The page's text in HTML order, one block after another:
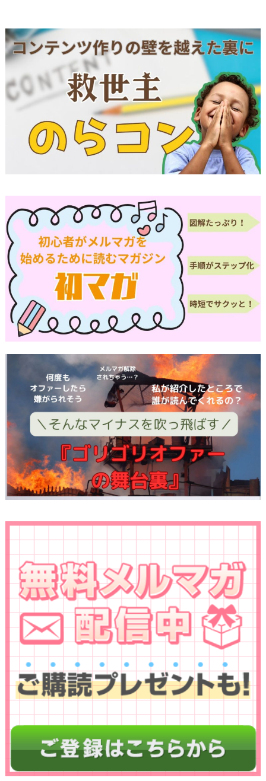
るために、個人情報保護管理責任者を設置し、
十分な安全保護に努め、 また、個人情報を正確
に、また最新なものに保つよう、 お預かりした
個人情報の適切な管理を行います。
情報内容の照会、修正または削除
当方は、お客様が当社にご提供いただいた個人情
報の照会、修正または削除を希望される場合は、
ご本人であることを確認させていただいたうえ
で、合理的な範囲ですみやかに 対応させていた
プライバシーに関する意見・苦情・異議申し立て
について
お客様が、当ウェブサイトで掲示した本方針を守
っていないと思われる場合には、お問い合わせを
通じて当方にまずご連絡ください。
内容確認後、折り返しメールでの連絡をした後、
適切な処理ができるよう努めます。